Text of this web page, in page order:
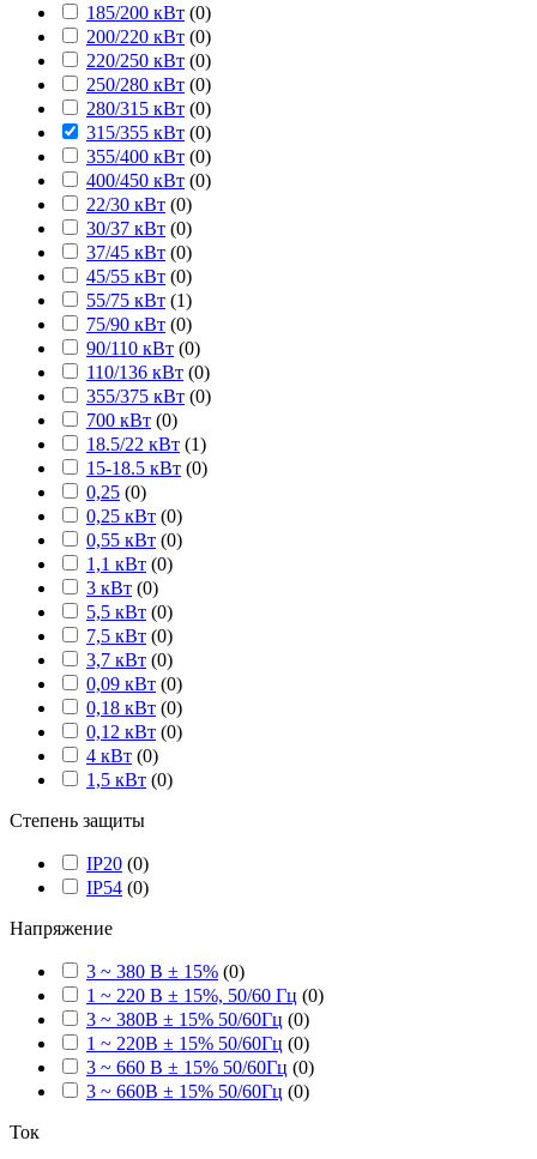
185/200 кВт (0)
200/220 кВт (0)
220/250 кВт (0)
250/280 кВт (0)
280/315 кВт (0)
315/355 кВт (0)
355/400 кВт (0)
400/450 кВт (0)
22/30 кВт (0)
30/37 кВт (0)
37/45 кВт (0)
45/55 кВт (0)
55/75 кВт (1)
75/90 кВт (0)
90/110 кВт (0)
110/136 кВт (0)
355/375 кВт (0)
700 кВт (0)
18.5/22 кВт (1)
15-18.5 кВт (0)
0,25 (0)
0,25 кВт (0)
0,55 кВт (0)
1,1 кВт (0)
3 кВт (0)
5,5 кВт (0)
7,5 кВт (0)
3,7 кВт (0)
0,09 кВт (0)
0,18 кВт (0)
0,12 кВт (0)
4 кВт (0)
1,5 кВт (0)
Степень защиты
IP20 (0)
IP54 (0)
Напряжение
3 ~ 380 В ± 15% (0)
1 ~ 220 В ± 15%, 50/60 Гц (0)
3 ~ 380В ± 15% 50/60Гц (0)
1 ~ 220В ± 15% 50/60Гц (0)
3 ~ 660 В ± 15% 50/60Гц (0)
3 ~ 660В ± 15% 50/60Гц (0)
Ток